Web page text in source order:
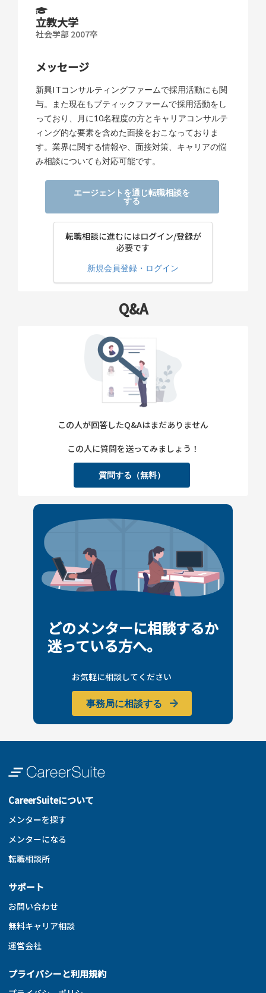
立教大学
社会学部 2007卒
メッセージ
新興ITコンサルティングファームで採用活動にも関
与。また現在もブティックファームで採用活動をし
っており、月に10名程度の方とキャリアコンサルテ
ィング的な要素を含めた面接をおこなっておりま
す。業界に関する情報や、面接対策、キャリアの悩
み相談についても対応可能です。
エージェントを通じ転職相談を
する
転職相談に進むにはログイン/登録が
必要です
新規会員登録・ログイン
Q&A
この人が回答したQ&Aはまだありません
この人に質問を送ってみましょう！
質問する（無料）
どのメンターに相談するか
迷っている方へ。
お気軽に相談してください
事務局に相談する
CareerSuiteについて
メンターを探す
メンターになる
転職相談所
サポート
お問い合わせ
無料キャリア相談
運営会社
プライバシーと利用規約